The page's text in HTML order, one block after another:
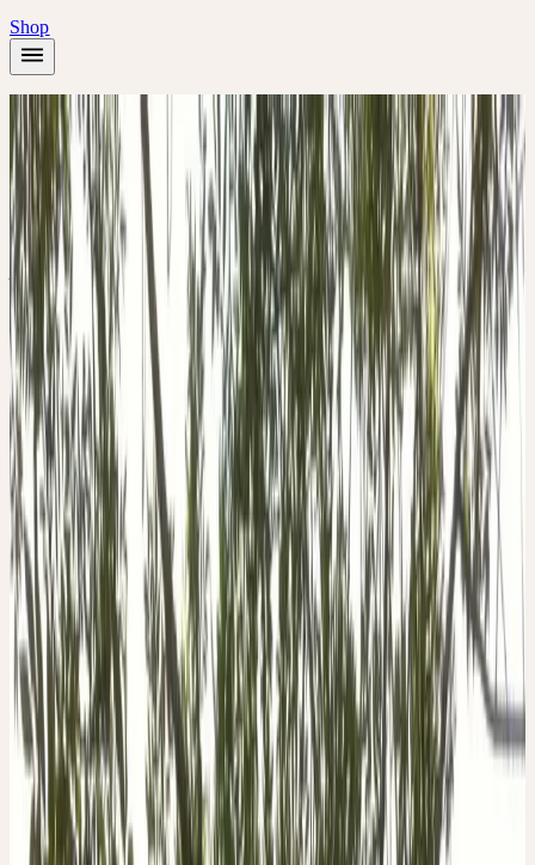
Shop
/ Pflanzen
/ Esche
Frühling Sommer
Esche
Fraxinus excelsior
Spannkraft, Ausdauer, Duldsamkeit, Tragfähigkeit,
Zielgerichtetheit
FamilieOleaceae (Ölbaumgewächse)
StandortAuwälder, Schluchtwälder, Bachufer; nährstoffreiche,
feuchte Böden
ErnteJuli–August
Verarbeitung
Mörserverfahren
Botanik und Wesen der Pflanze
BOTANIK
Fraxinus excelsior L., die Gewöhnliche Esche, ist ein bis 40 m
hoch werdender sommergrüner Baum aus der Familie der
Ölbaumgewächse (Oleaceae) und gehört zu den grössten
einheimischen Laubbaumarten. Sie kann 200 bis 300 Jahre alt
werden, findet sich gerne an feuchten Standorten und verträgt
lange Überflutungen am Uferbereich. Sie ist ein intensiver